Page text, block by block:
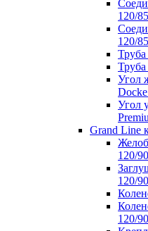
120/85
120/85
Угол
Угол
Grand Line
120/90
120/90
120/90